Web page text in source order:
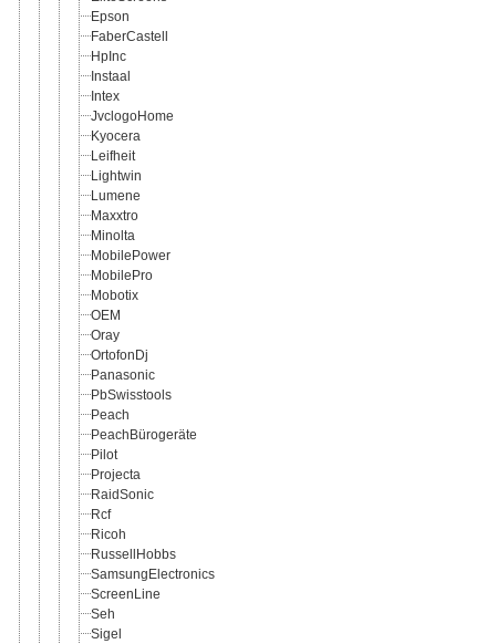
Epson
FaberCastell
HpInc
Instaal
Intex
JvclogoHome
Kyocera
Leifheit
Lightwin
Lumene
Maxxtro
Minolta
MobilePower
MobilePro
Mobotix
OEM
Oray
OrtofonDj
Panasonic
PbSwisstools
Peach
PeachBürogeräte
Pilot
Projecta
RaidSonic
Rcf
Ricoh
RussellHobbs
SamsungElectronics
ScreenLine
Seh
Sigel